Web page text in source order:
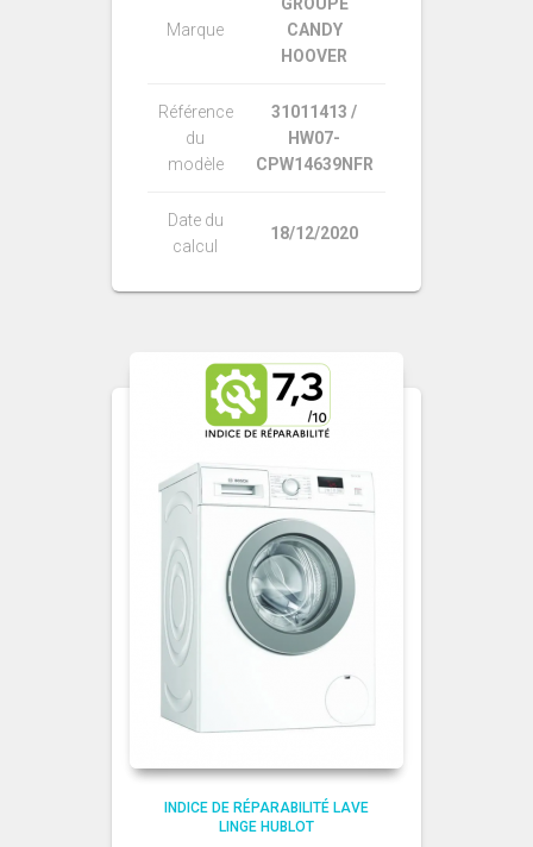
Marque
CANDY
HOOVER
Référence
du
modèle
31011413 /
HW07-
CPW14639NFR
Date du
calcul
18/12/2020
INDICE DE RÉPARABILITÉ LAVE
LINGE HUBLOT